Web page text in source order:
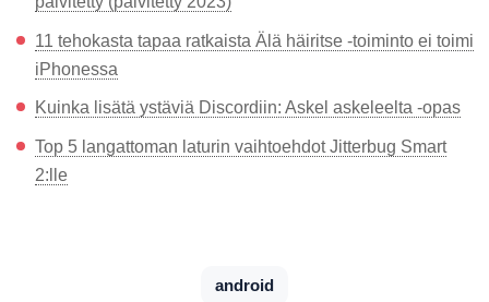
11 tehokasta tapaa ratkaista Älä häiritse -toiminto ei toimi
iPhonessa
Kuinka lisätä ystäviä Discordiin: Askel askeleelta -opas
Top 5 langattoman laturin vaihtoehdot Jitterbug Smart
2:lle
android